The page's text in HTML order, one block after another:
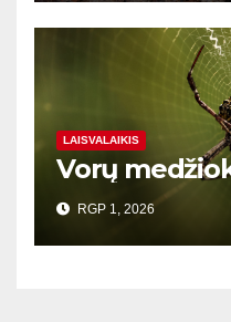
LAISVALAIKIS
Vorų
RGP 1, 2026